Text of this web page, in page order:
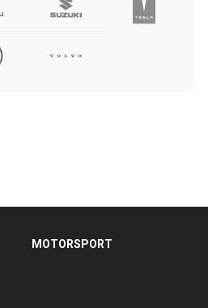
MOTORSPORT